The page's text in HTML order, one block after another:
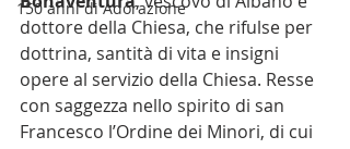
150 anni di Adorazione
dottore della Chiesa, che rifulse per
dottrina, santità di vita e insigni
opere al servizio della Chiesa. Resse
con saggezza nello spirito di san
Francesco l’Ordine dei Minori, di cui